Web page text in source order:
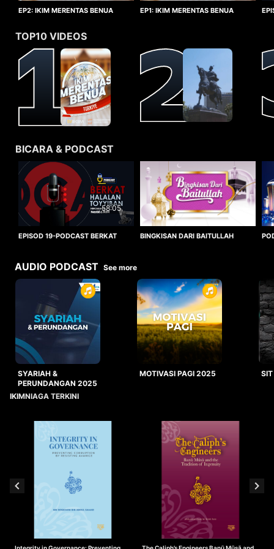
EP2: IKIM MERENTAS BENUA
EP1: IKIM MERENTAS BENUA
TOP10 VIDEOS
BICARA & PODCAST
58:05
EPISOD 19-PODCAST BERKAT
BINGKISAN DARI BAITULLAH
AUDIO PODCAST See more
SYARIAH &
PERUNDANGAN 2025
MOTIVASI PAGI 2025
IKIMNIAGA TERKINI